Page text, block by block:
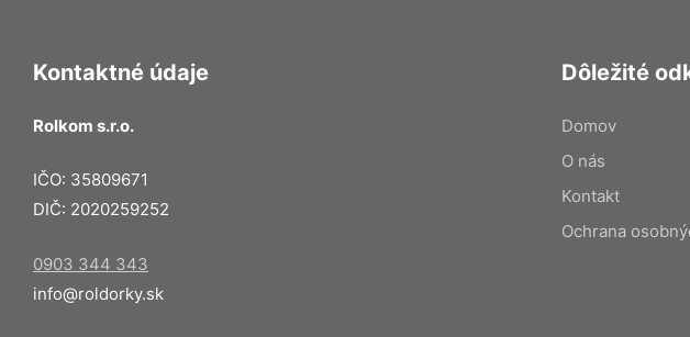
Kontaktné údaje
Rolkom s.r.o.
IČO: 35809671
DIČ: 2020259252
0903 344 343
info@roldorky.sk
Dôležité
Domov
O nás
Kontakt
Ochrana